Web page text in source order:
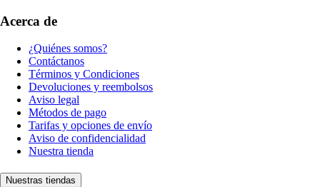
Acerca de
¿Quiénes somos?
Contáctanos
Términos y Condiciones
Devoluciones y reembolsos
Aviso legal
Métodos de pago
Tarifas y opciones de envío
Aviso de confidencialidad
Nuestra tienda
Nuestras tiendas